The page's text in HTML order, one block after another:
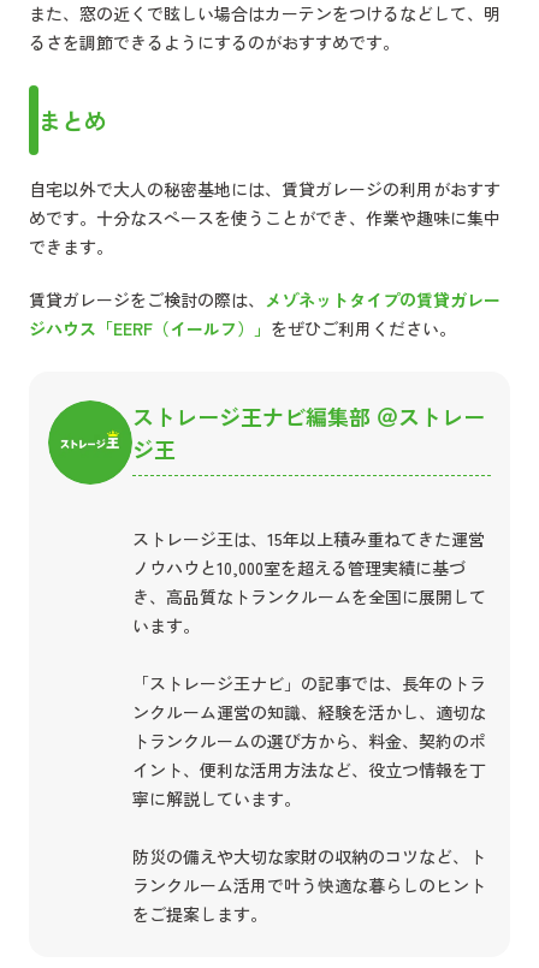
また、窓の近くで眩しい場合はカーテンをつけるなどして、明
るさを調節できるようにするのがおすすめです。
まとめ
自宅以外で大人の秘密基地には、賃貸ガレージの利用がおすす
めです。十分なスペースを使うことができ、作業や趣味に集中
できます。
賃貸ガレージをご検討の際は、 メゾネットタイプの賃貸ガレー
ジハウス「EERF（イールフ）」 をぜひご利用ください。
ストレージ王ナビ編集部 ＠ストレー
ジ王
ストレージ王は、15年以上積み重ねてきた運営
ノウハウと10,000室を超える管理実績に基づ
き、高品質なトランクルームを全国に展開して
います。
「ストレージ王ナビ」の記事では、長年のトラ
ンクルーム運営の知識、経験を活かし、適切な
トランクルームの選び方から、料金、契約のポ
イント、便利な活用方法など、役立つ情報を丁
寧に解説しています。
防災の備えや大切な家財の収納のコツなど、ト
ランクルーム活用で叶う快適な暮らしのヒント
をご提案します。